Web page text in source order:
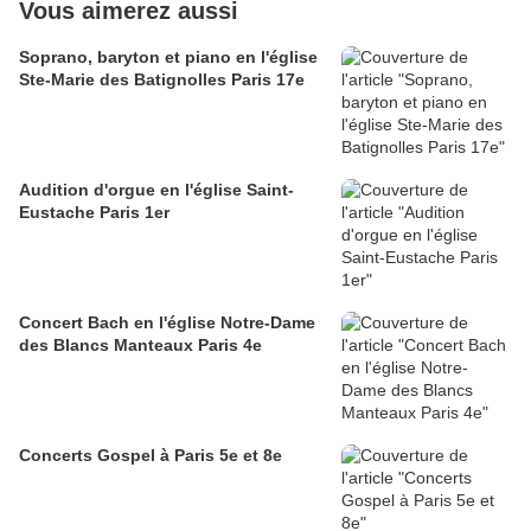
Vous aimerez aussi
Soprano, baryton et piano en l'église
Ste-Marie des Batignolles Paris 17e
Audition d'orgue en l'église Saint-
Eustache Paris 1er
Concert Bach en l'église Notre-Dame
des Blancs Manteaux Paris 4e
Concerts Gospel à Paris 5e et 8e